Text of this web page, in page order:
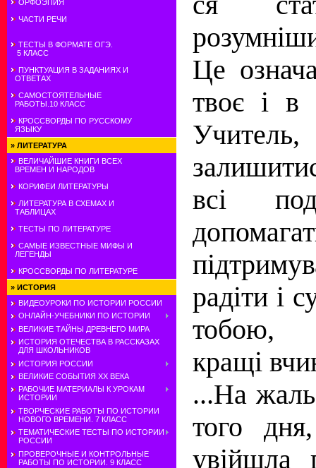
ОРФОЭПИЯ
ЧАСТИ РЕЧИ
ТЕСТЫ В ФОРМАТЕ ОГЭ.
5 КЛАСС
ПУНКТУАЦИЯ В ЗАДАНИЯХ И
ОТВЕТАХ
САМОСТОЯТЕЛЬНЫЕ
РАБОТЫ.10 КЛАСС
КРОССВОРДЫ ПО РУССКОМУ
ЯЗЫКУ
» ЛИТЕРАТУРА
ВЕЛИЧАЙШИЕ КНИГИ ВСЕХ
ВРЕМЕН И НАРОДОВ
КОРИФЕИ ЛИТЕРАТУРЫ
ЛИТЕРАТУРА В СХЕМАХ И
ТАБЛИЦАХ
ТЕСТЫ ПО ЛИТЕРАТУРЕ
САМЫЕ ИЗВЕСТНЫЕ МИФЫ И
ЛЕГЕНДЫ
КРОССВОРДЫ ПО ЛИТЕРАТУРЕ
» ИСТОРИЯ
ВИДЕОУРОКИ ПО ИСТОРИИ РОССИИ
ОНЛАЙН-УЧЕБНИКИ ПО ИСТОРИИ
ВЕЛИКИЕ ТАЙНЫ ДРЕВНЕГО МИРА
ИСТОРИЯ ОТЕЧЕСТВА В РАССКАЗАХ
ДЛЯ ШКОЛЬНИКОВ
ИСТОРИЯ РОССИИ
ВЕЛИКИЕ СОБЫТИЯ ХХ ВЕКА
РАБОЧИЕ МАТЕРИАЛЫ К УРОКАМ
ИСТОРИИ
ТВОРЧЕСКИЕ РАБОТЫ ПО ИСТОРИИ
НОВОГО ВРЕМЕНИ. 7 КЛАСС
ТЕМАТИЧЕСКИЕ ТЕСТЫ ПО ИСТОРИИ
РОССИИ
ПРОВЕРОЧНЫЕ И КОНТРОЛЬНЫЕ
РАБОТЫ ПО ИСТОРИИ. 9 КЛАСС
Це
твоє i в
всi
радiти i
тобою,
кращi
...На
того
увiйшла